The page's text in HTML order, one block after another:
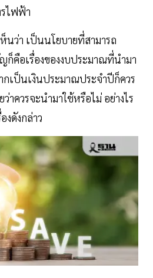
ไฟฟ้า
นว่า เป็นนโยบายที่สามารถ
คือเรื่องของงบประมาณที่นำมา
เป็นเงินประมาณประจำปีก็ควร
าควรจะนำมาใช้หรือไม่ อย่างไร
งดังกล่าว